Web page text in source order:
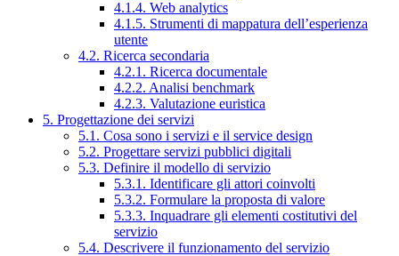
4.1.4. Web analytics
4.1.5. Strumenti di mappatura dell’esperienza
utente
4.2. Ricerca secondaria
4.2.1. Ricerca documentale
4.2.2. Analisi benchmark
4.2.3. Valutazione euristica
5. Progettazione dei servizi
5.1. Cosa sono i servizi e il service design
5.2. Progettare servizi pubblici digitali
5.3. Definire il modello di servizio
5.3.1. Identificare gli attori coinvolti
5.3.2. Formulare la proposta di valore
5.3.3. Inquadrare gli elementi costitutivi del
servizio
5.4. Descrivere il funzionamento del servizio